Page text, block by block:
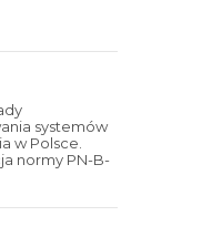
systemów
w Polsce.
normy PN-B-